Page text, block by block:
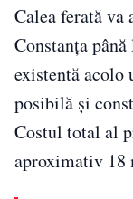
Calea ferată va
Constanța
existentă acolo
posibilă și
Costul total al
aproximativ 18